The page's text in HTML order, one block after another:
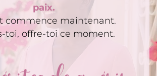
paix.
commence maintenant.
toi, offre-toi ce moment.